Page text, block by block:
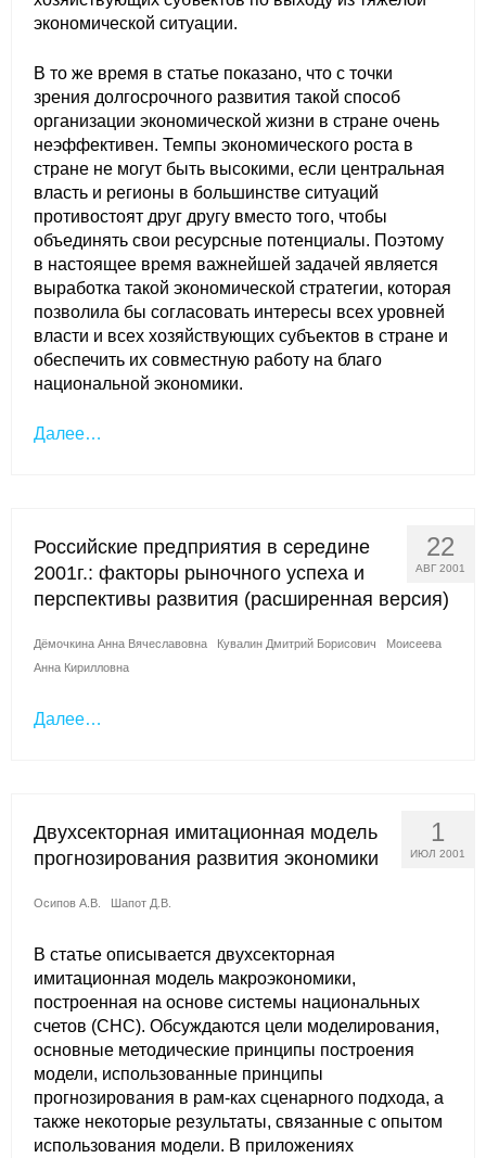
Кафедра МФТИ
Кафедра МАДИ
Аспирантура
Об аспирантуре
Поступление
Обучение
Нормативные документы
Конкурсы и вакансии
Контакты
экономической ситуации.
В то же время в статье показано, что с точки
зрения долгосрочного развития такой способ
организации экономической жизни в стране очень
неэффективен. Темпы экономического роста в
стране не могут быть высокими, если центральная
власть и регионы в большинстве ситуаций
противостоят друг другу вместо того, чтобы
объединять свои ресурсные потенциалы. Поэтому
в настоящее время важнейшей задачей является
выработка такой экономической стратегии, которая
позволила бы согласовать интересы всех уровней
власти и всех хозяйствующих субъектов в стране и
обеспечить их совместную работу на благо
национальной экономики.
Далее…
22
АВГ 2001
Российские предприятия в середине
2001г.: факторы рыночного успеха и
перспективы развития (расширенная версия)
Дёмочкина Анна Вячеславовна Кувалин Дмитрий Борисович
Моисеева
Анна Кирилловна
Далее…
1
ИЮЛ 2001
Двухсекторная имитационная модель
прогнозирования развития экономики
Осипов А.В. Шапот Д.В.
В статье описывается двухсекторная
имитационная модель макроэкономики,
построенная на основе системы национальных
счетов (СНС). Обсуждаются цели моделирования,
основные методические принципы построения
модели, использованные принципы
прогнозирования в рам-ках сценарного подхода, а
также некоторые результаты, связанные с опытом
использования модели. В приложениях